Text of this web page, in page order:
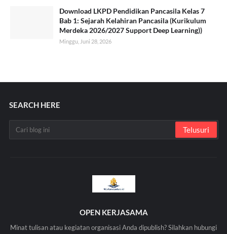
Download LKPD Pendidikan Pancasila Kelas 7
Bab 1: Sejarah Kelahiran Pancasila (Kurikulum
Merdeka 2026/2027 Support Deep Learning))
Minggu, Juni 28, 2026
SEARCH HERE
OPEN KERJASAMA
Minat tulisan atau kegiatan organisasi Anda dipublish? Silahkan hubungi